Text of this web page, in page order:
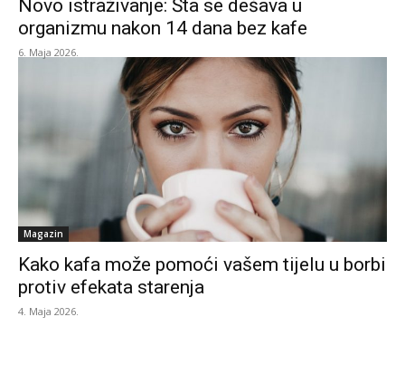
Novo istraživanje: Šta se dešava u
organizmu nakon 14 dana bez kafe
6. Maja 2026.
Magazin
Kako kafa može pomoći vašem tijelu u borbi
protiv efekata starenja
4. Maja 2026.